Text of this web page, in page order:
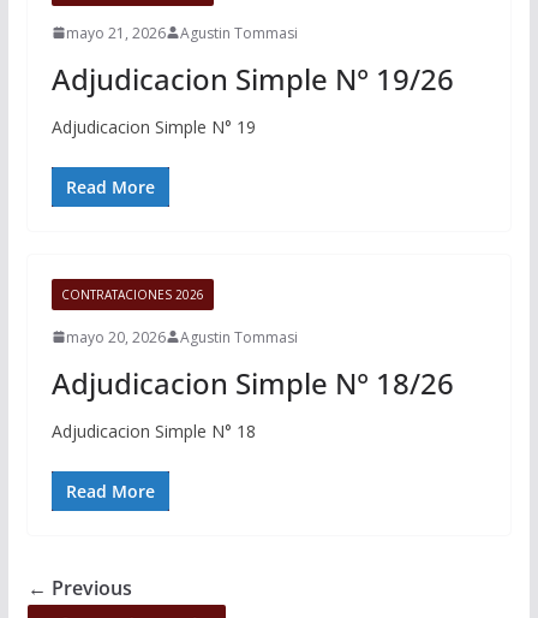
mayo 21, 2026 Agustin Tommasi
Adjudicacion Simple N° 19/26
Adjudicacion Simple N° 19
Read More
CONTRATACIONES 2026
mayo 20, 2026 Agustin Tommasi
Adjudicacion Simple N° 18/26
Adjudicacion Simple N° 18
Read More
← Previous